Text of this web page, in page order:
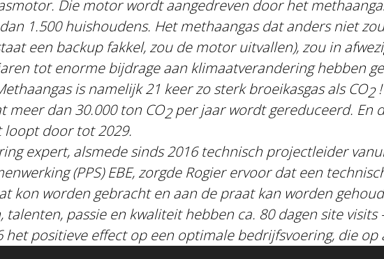
Die motor wordt aangedreven door het
1.500 huishoudens. Het methaangas dat anders niet
een backup fakkel, zou de motor uitvallen), zou in
tot enorme bijdrage aan klimaatverandering hebben
is namelijk 21 keer zo sterk broeikasgas als CO2!
meer dan 30.000 ton CO2per jaar wordt gereduceerd. En
loopt door tot 2029.
expert, alsmede sinds 2016 technisch projectleider
(PPS) EBE, zorgde Rogier ervoor dat een
kon worden gebracht en aan de praat kan worden
talenten, passie en kwaliteit hebben ca. 80 dagen site visits
het positieve effect op een optimale bedrijfsvoering, die op